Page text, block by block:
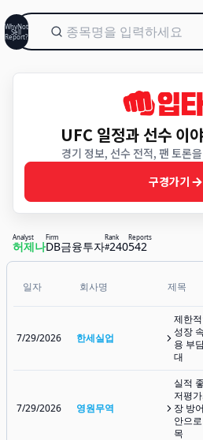
WhyNot
Sell
Report?
UFC 일정과 선수 이
경기 정보, 선수 전적, 팬 토론
구경가기
Analyst
허제나
Firm
DB금융투자
Rank
#240
Reports
542
일자 회사명 제목
7/29/2026 한세실업
제한
성장
용 부
대
7/29/2026 영원무역
실적
저평
장 방
안으
목